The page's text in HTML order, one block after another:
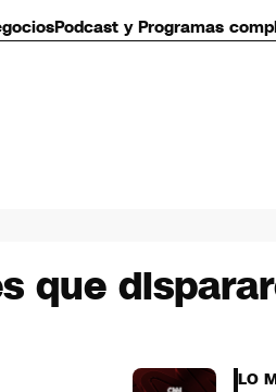
Podcast y Programas
que
LO